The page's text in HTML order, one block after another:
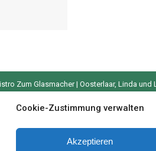
Cookie-Zustimmung verwalten
Akzeptieren
Zum Glasmacher | Oosterlaar, Linda